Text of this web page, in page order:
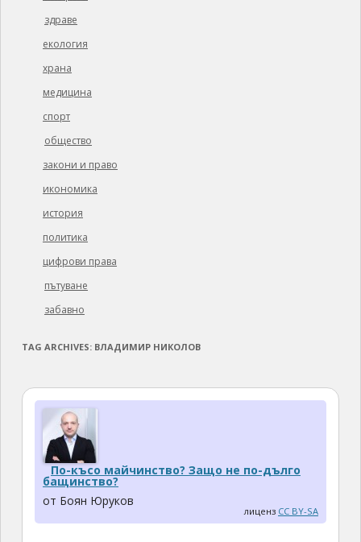
здраве
екология
храна
медицина
спорт
общество
закони и право
икономика
история
политика
цифрови права
пътуване
забавно
TAG ARCHIVES: ВЛАДИМИР НИКОЛОВ
По-късо майчинство? Защо не по-дълго
бащинство?
от Боян Юруков
лиценз CC BY-SA